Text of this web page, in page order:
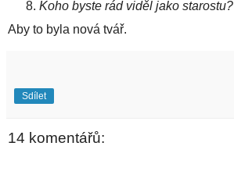
Koho byste rád viděl jako starostu?
Aby to byla nová tvář.
Sdílet
14 komentářů: